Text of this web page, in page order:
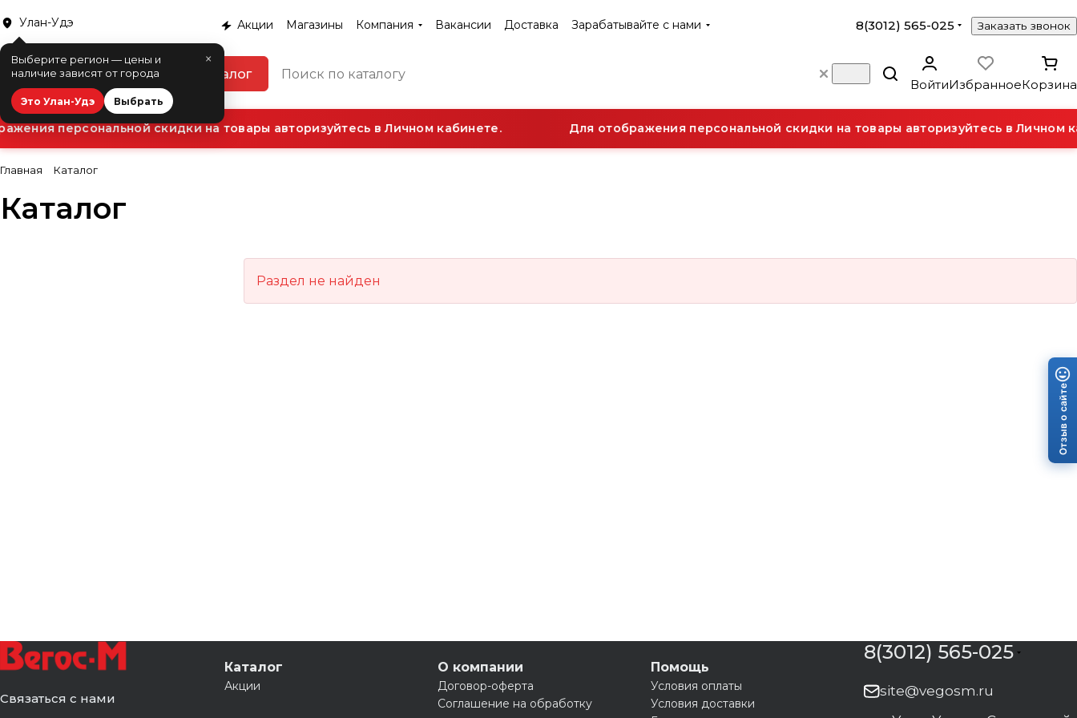
Улан-Удэ
×
Выберите регион — цены и
наличие зависят от города
Это Улан-Удэ Выбрать
Акции Магазины Компания Вакансии Доставка Зарабатывайте с нами 8(3012) 565-025 Заказать звонок
Каталог
ВойтиИзбранноеКорзина
персональной скидки на товары авторизуйтесь в Личном кабинете. Для отображения персональной скидки на товары авторизуйтесь в Личном
Главная Каталог
Каталог
Раздел не найден
Связаться с нами
Каталог
Акции
О компании
Договор-оферта
Соглашение на обработку
Помощь
Условия оплаты
Условия доставки
8(3012) 565-025
site@vegosm.ru
Отзыв о сайте